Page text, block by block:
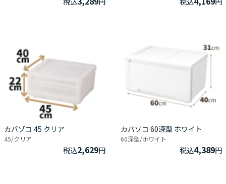
カバゾコ 45 クリア
45/クリア
税込2,629円
カバゾコ 60深型 ホワイト
60深型/ホワイト
税込4,389円